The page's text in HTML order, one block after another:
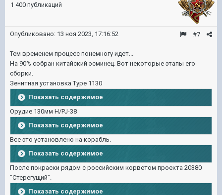
1 400 публикаций
#7
Опубликовано: 13 ноя 2023, 17:16:52
Тем временем процесс понемногу идет...
На 90% собран китайский эсминец. Вот некоторые этапы его
сборки.
Зенитная установка Type 1130
Показать содержимое
Орудие 130мм H/PJ-38
Показать содержимое
Все это установлено на корабль.
Показать содержимое
После покраски рядом с российским корветом проекта 20380
"Стерегущий".
Показать содержимое